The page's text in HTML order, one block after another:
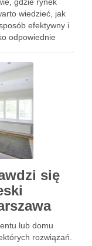
wiedzieć, jak
efektywny i
odpowiednie
się
lub domu
rozwiązań.